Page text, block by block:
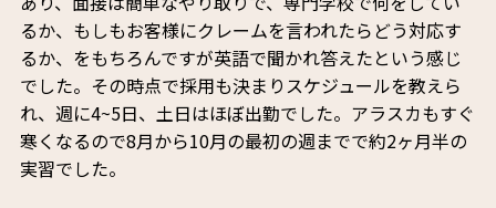
るか、もしもお客様にクレームを言われたらどう対応す
るか、をもちろんですが英語で聞かれ答えたという感じ
でした。その時点で採用も決まりスケジュールを教えら
れ、週に4~5日、土日はほぼ出勤でした。アラスカもすぐ
寒くなるので8月から10月の最初の週までで約2ヶ月半の
実習でした。